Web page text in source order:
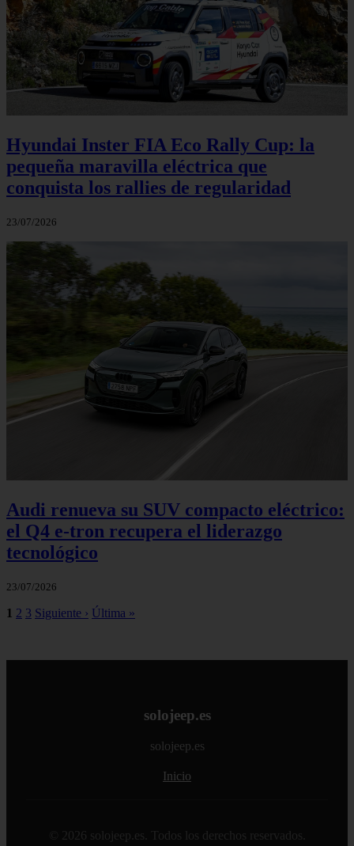
Hyundai Inster FIA Eco Rally Cup: la
pequeña maravilla eléctrica que
conquista los rallies de regularidad
23/07/2026
Audi renueva su SUV compacto eléctrico:
el Q4 e‑tron recupera el liderazgo
tecnológico
23/07/2026
1 2 3 Siguiente › Última »
solojeep.es
solojeep.es
Inicio
© 2026 solojeep.es. Todos los derechos reservados.